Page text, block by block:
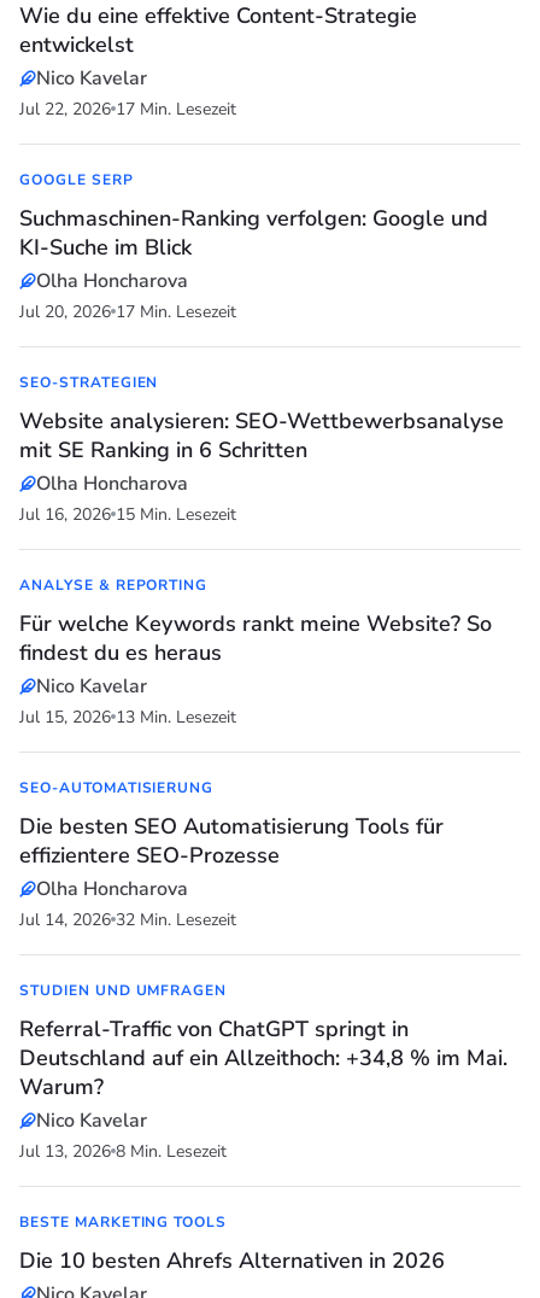
Wie du eine effektive Content-Strategie
entwickelst
Nico Kavelar
Jul 22, 2026 17 Min. Lesezeit
GOOGLE SERP
Suchmaschinen-Ranking verfolgen: Google und
KI-Suche im Blick
Olha Honcharova
Jul 20, 2026 17 Min. Lesezeit
SEO-STRATEGIEN
Website analysieren: SEO-Wettbewerbsanalyse
mit SE Ranking in 6 Schritten
Olha Honcharova
Jul 16, 2026 15 Min. Lesezeit
ANALYSE & REPORTING
Für welche Keywords rankt meine Website? So
findest du es heraus
Nico Kavelar
Jul 15, 2026 13 Min. Lesezeit
SEO-AUTOMATISIERUNG
Die besten SEO Automatisierung Tools für
effizientere SEO-Prozesse
Olha Honcharova
Jul 14, 2026 32 Min. Lesezeit
STUDIEN UND UMFRAGEN
Referral-Traffic von ChatGPT springt in
Deutschland auf ein Allzeithoch: +34,8 % im Mai.
Warum?
Nico Kavelar
Jul 13, 2026 8 Min. Lesezeit
BESTE MARKETING TOOLS
Die 10 besten Ahrefs Alternativen in 2026